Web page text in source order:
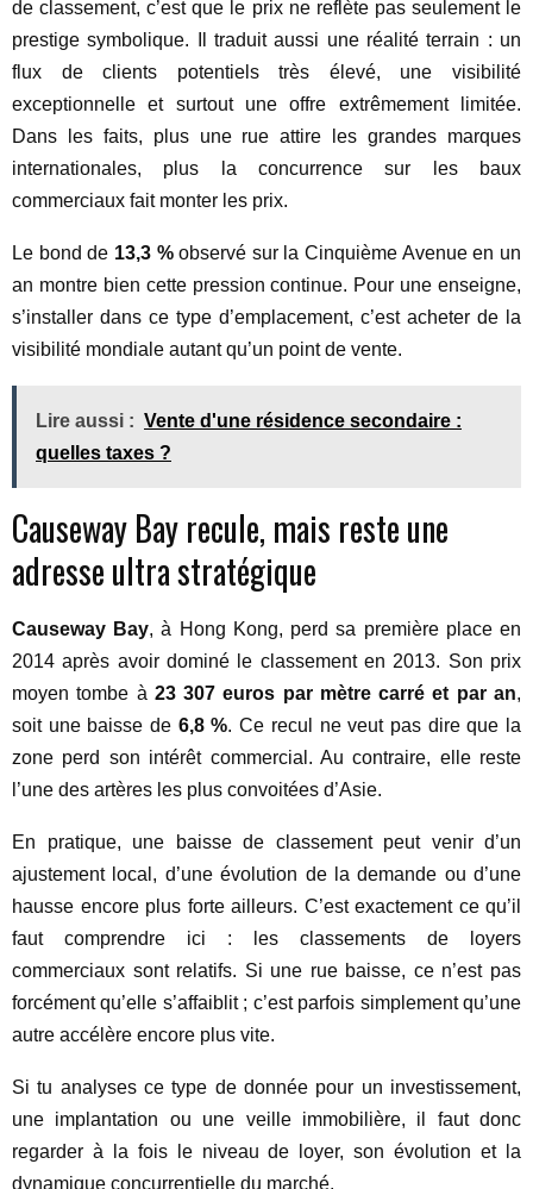
de classement, c’est que le prix ne reflète pas seulement le
prestige symbolique. Il traduit aussi une réalité terrain : un
flux de clients potentiels très élevé, une visibilité
exceptionnelle et surtout une offre extrêmement limitée.
Dans les faits, plus une rue attire les grandes marques
internationales, plus la concurrence sur les baux
commerciaux fait monter les prix.
Le bond de 13,3 %observé sur la Cinquième Avenue en un
an montre bien cette pression continue. Pour une enseigne,
s’installer dans ce type d’emplacement, c’est acheter de la
visibilité mondiale autant qu’un point de vente.
Lire aussi : Vente d'une résidence secondaire :
quelles taxes ?
Causeway Bay recule, mais reste une
adresse ultra stratégique
Causeway Bay, à Hong Kong, perd sa première place en
2014 après avoir dominé le classement en 2013. Son prix
moyen tombe à 23 307 euros par mètre carré et par an,
soit une baisse de 6,8 %. Ce recul ne veut pas dire que la
zone perd son intérêt commercial. Au contraire, elle reste
l’une des artères les plus convoitées d’Asie.
En pratique, une baisse de classement peut venir d’un
ajustement local, d’une évolution de la demande ou d’une
hausse encore plus forte ailleurs. C’est exactement ce qu’il
faut comprendre ici : les classements de loyers
commerciaux sont relatifs. Si une rue baisse, ce n’est pas
forcément qu’elle s’affaiblit ; c’est parfois simplement qu’une
autre accélère encore plus vite.
Si tu analyses ce type de donnée pour un investissement,
une implantation ou une veille immobilière, il faut donc
regarder à la fois le niveau de loyer, son évolution et la
dynamique concurrentielle du marché.